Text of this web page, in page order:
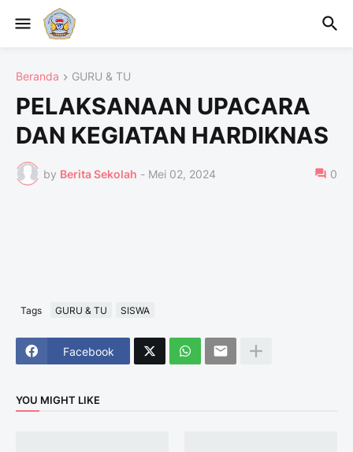
Beranda GURU & TU
PELAKSANAAN UPACARA
DAN KEGIATAN HARDIKNAS
by Berita Sekolah - Mei 02, 2024 0
Tags GURU & TU SISWA
Facebook
YOU MIGHT LIKE